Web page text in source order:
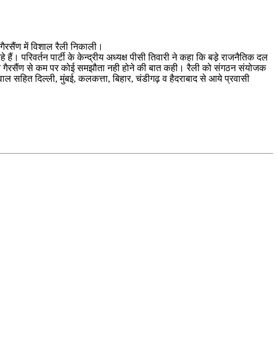
में विशाल रैली निकाली।
परिवर्तन पार्टी के केन्द्रीय अध्यक्ष पीसी तिवारी ने कहा कि बडे़ राजनैतिक दल
से कम पर कोई समझौता नही होने की बात कही। रैली को संगठन संयोजक
सहित दिल्ली, मुंबई, कलकत्ता, बिहार, चंडीगढ़ व हैदराबाद से आये प्रवासी